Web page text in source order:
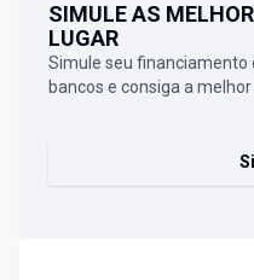
SIMULE AS
LUGAR
Simule seu
bancos e consiga a